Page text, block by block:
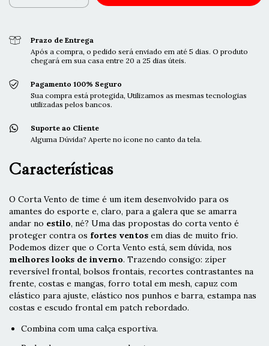
Prazo de Entrega
Após a compra, o pedido será enviado em até 5 dias. O produto
chegará em sua casa entre 20 a 25 dias úteis.
Pagamento 100% Seguro
Sua compra está protegida, Utilizamos as mesmas tecnologias
utilizadas pelos bancos.
Suporte ao Cliente
Alguma Dúvida? Aperte no ícone no canto da tela.
Características
O Corta Vento de time é um item desenvolvido para os
amantes do esporte e, claro, para a galera que se amarra
andar no estilo, né? Uma das propostas do corta vento é
proteger contra os fortes ventos em dias de muito frio.
Podemos dizer que o Corta Vento está, sem dúvida, nos
melhores looks de inverno. Trazendo consigo: zíper
reversível frontal, bolsos frontais, recortes contrastantes na
frente, costas e mangas, forro total em mesh, capuz com
elástico para ajuste, elástico nos punhos e barra, estampa nas
costas e escudo frontal em patch rebordado.
Combina com uma calça esportiva.